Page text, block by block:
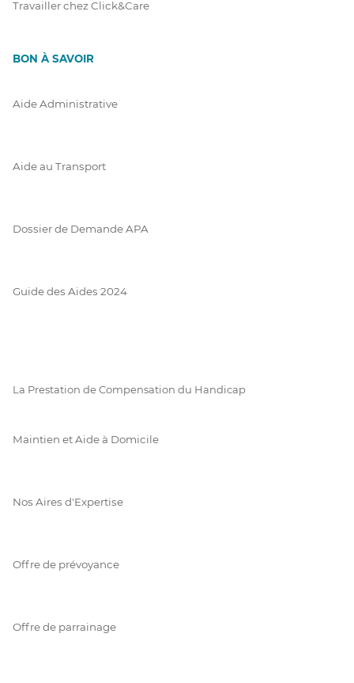
Travailler chez Click&Care
BON À SAVOIR
Aide Administrative
Aide au Transport
Dossier de Demande APA
Guide des Aides 2024
La Prestation de Compensation du Handicap
Maintien et Aide à Domicile
Nos Aires d'Expertise
Offre de prévoyance
Offre de parrainage